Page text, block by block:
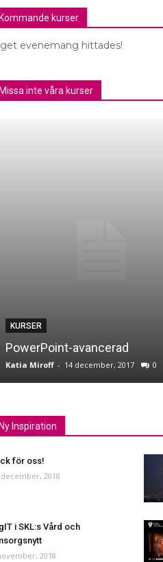
kurser
evenemang hittades!
inte våra kurser
KURSER
PowerPoint-avancerad
Katia Miroff - 14 december, 2017 0
Inspiration
för oss!
2018
i SKL:s Vård och
2018